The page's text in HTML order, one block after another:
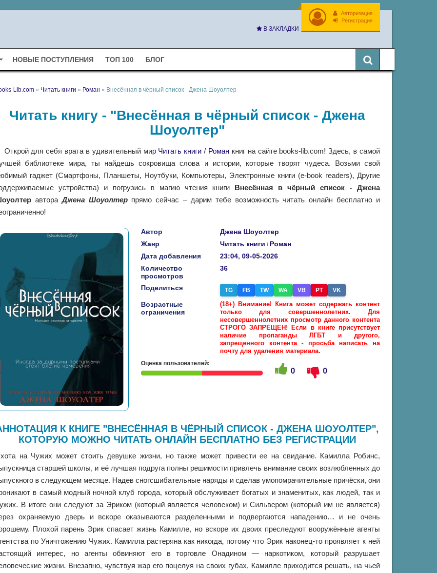
Авторизация
Регистрация
В ЗАКЛАДКИ
НОВЫЕ ПОСТУПЛЕНИЯ ТОП 100 БЛОГ
Lib.com » Читать книги » Роман » Внесённая в чёрный список - Джена Шоуолтер
Читать книгу - "Внесённая в чёрный список - Джена
Шоуолтер"
Открой для себя врата в удивительный мир Читать книги / Роман книг на сайте books-lib.com! Здесь, в самой
библиотеке мира, ты найдешь сокровища слова и истории, которые творят чудеса. Возьми свой
гаджет (Смартфоны, Планшеты, Ноутбуки, Компьютеры, Электронные книги (e-book readers), Другие
устройства) и погрузись в магию чтения книги Внесённая в чёрный список - Джена
автораДжена Шоуолтерпрямо сейчас – дарим тебе возможность читать онлайн бесплатно и
Автор
Джена Шоуолтер
Жанр
Читать книги / Роман
Дата добавления
23:04, 09-05-2026
Количество
просмотров
36
Поделиться TG FB TW WA VB PT VK
Возрастные
ограничения
(18+) Внимание! Книга может содержать контент
только для совершеннолетних. Для
несовершеннолетних просмотр данного контента
СТРОГО ЗАПРЕЩЕН! Если в книге присутствует
наличие пропаганды ЛГБТ и другого,
запрещенного контента - просьба написать на
почту для удаления материала.
Оценка пользователей:
0 0
К КНИГЕ "ВНЕСЁННАЯ В ЧЁРНЫЙ СПИСОК - ДЖЕНА ШОУОЛТЕР",
КОТОРУЮ МОЖНО ЧИТАТЬ ОНЛАЙН БЕСПЛАТНО БЕЗ РЕГИСТРАЦИИ
на Чужих может стоить девушке жизни, но также может привести ее на свидание. Камилла Робинс,
старшей школы, и её лучшая подруга полны решимости привлечь внимание своих возлюбленных до
в следующем месяце. Надев сногсшибательные наряды и сделав умопомрачительные причёски, они
в самый модный ночной клуб города, который обслуживает богатых и знаменитых, как людей, так и
В итоге они следуют за Эриком (который является человеком) и Сильвером (который им не является)
охраняемую дверь и вскоре оказываются разделенными и подвергаются нападению… и не очень
Плохой парень Эрик спасает жизнь Камилле, но вскоре их двоих преследуют вооружённые агенты
по Уничтожению Чужих. Камилла растеряна как никогда, потому что Эрик наконец-то проявляет к ней
интерес, но агенты обвиняют его в торговле Онадином — наркотиком, который разрушает
жизни. Внезапно, чувствуя жар его поцелуя на своих губах, Камилле приходится решать, на чьей